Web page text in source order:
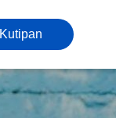
Kutipan